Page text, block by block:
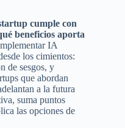
cumple con
beneficios aporta
IA
los cimientos:
de sesgos, y
que abordan
a la futura
suma puntos
las opciones de